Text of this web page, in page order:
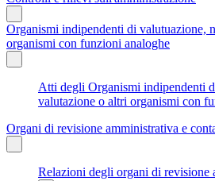
Organismi indipendenti di valutuazione,
organismi con funzioni analoghe
Atti degli Organismi indipendenti
valutazione o altri organismi con
Organi di revisione amministrativa e
Relazioni degli organi di revisione